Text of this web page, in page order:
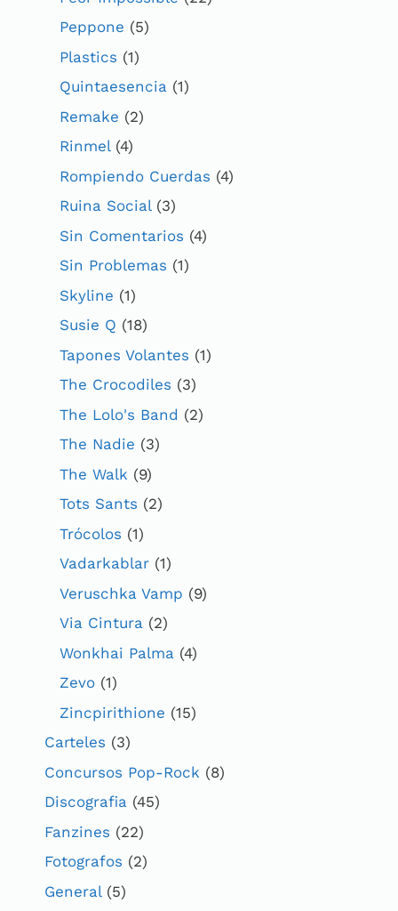
Peppone (5)
Plastics (1)
Quintaesencia (1)
Remake (2)
Rinmel(4)
Rompiendo Cuerdas (4)
Ruina Social(3)
Sin Comentarios (4)
Sin Problemas (1)
Skyline (1)
Susie Q (18)
Tapones Volantes (1)
The Crocodiles (3)
The Lolo's Band (2)
The Nadie (3)
The Walk (9)
Tots Sants (2)
Trócolos (1)
Vadarkablar (1)
Veruschka Vamp (9)
Via Cintura (2)
Wonkhai Palma (4)
Zevo (1)
Zincpirithione (15)
Carteles (3)
Concursos Pop-Rock (8)
Discografia (45)
Fanzines (22)
Fotografos (2)
General(5)